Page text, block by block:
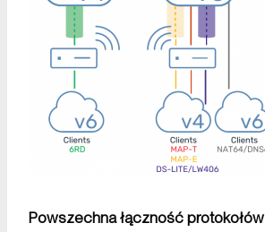
Powszechna łączność protokołów